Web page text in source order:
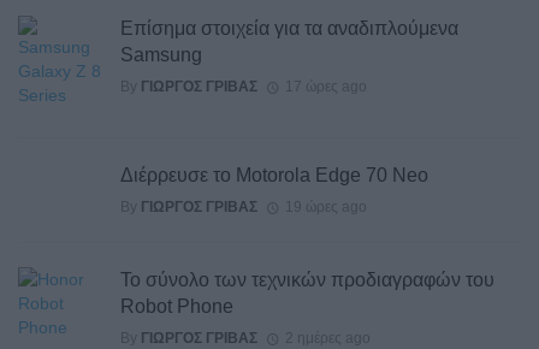
Επίσημα στοιχεία για τα αναδιπλούμενα
Samsung
By ΓΙΏΡΓΟΣ ΓΡΊΒΑΣ 17 ώρες ago
Διέρρευσε το Motorola Edge 70 Neo
By ΓΙΏΡΓΟΣ ΓΡΊΒΑΣ 19 ώρες ago
Το σύνολο των τεχνικών προδιαγραφών του
Robot Phone
By ΓΙΏΡΓΟΣ ΓΡΊΒΑΣ 2 ημέρες ago